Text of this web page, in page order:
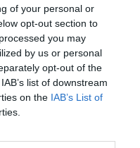
of your personal or
opt-out section to
you may
by us or personal
opt-out of the
list of downstream
on the IAB’s List of